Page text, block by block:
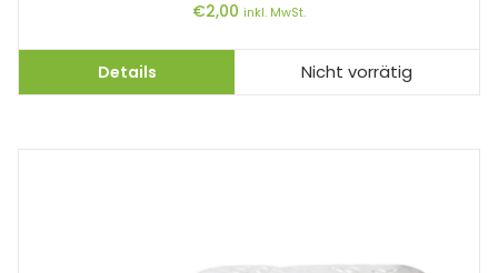
€2,00 inkl. MwSt.
Details Nicht vorrätig